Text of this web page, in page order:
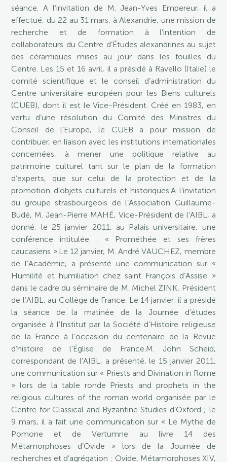
séance. A l’invitation de M. Jean-Yves Empereur, il a
effectué, du 22 au 31 mars, à Alexandrie, une mission de
recherche et de formation à l’intention de
collaborateurs du Centre d’Études alexandrines au sujet
des céramiques mises au jour dans les fouilles du
Centre. Les 15 et 16 avril, il a présidé à Ravello (Italie) le
comité scientifique et le conseil d’administration du
Centre universitaire européen pour les Biens culturels
(CUEB), dont il est le Vice-Président. Créé en 1983, en
vertu d’une résolution du Comité des Ministres du
Conseil de l’Europe, le CUEB a pour mission de
contribuer, en liaison avec les institutions internationales
concernées, à mener une politique relative au
patrimoine culturel tant sur le plan de la formation
d’experts, que sur celui de la protection et de la
promotion d’objets culturels et historiques.A l’invitation
du groupe strasbourgeois de l’Association Guillaume-
Budé, M. Jean-Pierre MAHÉ, Vice-Président de l’AIBL, a
donné, le 25 janvier 2011, au Palais universitaire, une
conférence intitulée : « Prométhée et ses frères
caucasiens ».Le 12 janvier, M. André VAUCHEZ, membre
de l’Académie, a présenté une communication sur «
Humilité et humiliation chez saint François d’Assise »
dans le cadre du séminaire de M. Michel ZINK, Président
de l’AIBL, au Collège de France. Le 14 janvier, il a présidé
la séance de la matinée de la Journée d’études
organisée à l’Institut par la Société d’Histoire religieuse
de la France à l’occasion du centenaire de la Revue
d’histoire de l’Église de France.M. John Scheid,
correspondant de l’AIBL, a présenté, le 15 janvier 2011,
une communication sur « Priests and Divination in Rome
» lors de la table ronde Priests and prophets in the
religious cultures of the roman world organisée par le
Centre for Classical and Byzantine Studies d’Oxford ; le
9 mars, il a fait une communication sur « Le Mythe de
Pomone et de Vertumne au livre 14 des
Métamorphoses d’Ovide » lors de la Journée de
recherches et d’agrégation : Ovide, Métamorphoses XIV,